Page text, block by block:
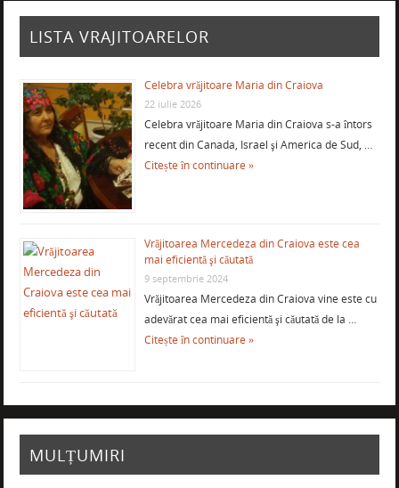
LISTA VRAJITOARELOR
Celebra vrăjitoare Maria din Craiova
22 iulie 2026
Celebra vrăjitoare Maria din Craiova s-a întors
recent din Canada, Israel şi America de Sud, …
Citește în continuare »
Vrăjitoarea Mercedeza din Craiova este cea
mai eficientă şi căutată
9 septembrie 2024
Vrăjitoarea Mercedeza din Craiova vine este cu
adevărat cea mai eficientă şi căutată de la …
Citește în continuare »
MULȚUMIRI